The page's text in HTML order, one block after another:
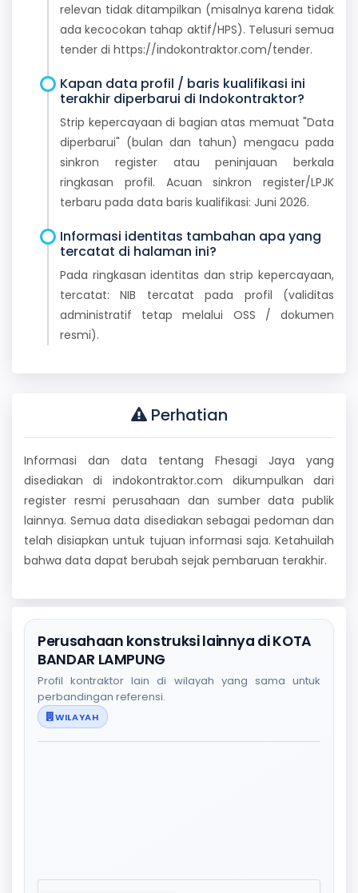
relevan tidak ditampilkan (misalnya karena tidak
ada kecocokan tahap aktif/HPS). Telusuri semua
tender di https://indokontraktor.com/tender.
Kapan data profil / baris kualifikasi ini
terakhir diperbarui di Indokontraktor?
Strip kepercayaan di bagian atas memuat "Data
diperbarui" (bulan dan tahun) mengacu pada
sinkron register atau peninjauan berkala
ringkasan profil. Acuan sinkron register/LPJK
terbaru pada data baris kualifikasi: Juni 2026.
Informasi identitas tambahan apa yang
tercatat di halaman ini?
Pada ringkasan identitas dan strip kepercayaan,
tercatat: NIB tercatat pada profil (validitas
administratif tetap melalui OSS / dokumen
resmi).
Perhatian
Informasi dan data tentang Fhesagi Jaya yang
disediakan di indokontraktor.com dikumpulkan dari
register resmi perusahaan dan sumber data publik
lainnya. Semua data disediakan sebagai pedoman dan
telah disiapkan untuk tujuan informasi saja. Ketahuilah
bahwa data dapat berubah sejak pembaruan terakhir.
Perusahaan konstruksi lainnya di KOTA
BANDAR LAMPUNG
Profil kontraktor lain di wilayah yang sama untuk
perbandingan referensi.
WILAYAH